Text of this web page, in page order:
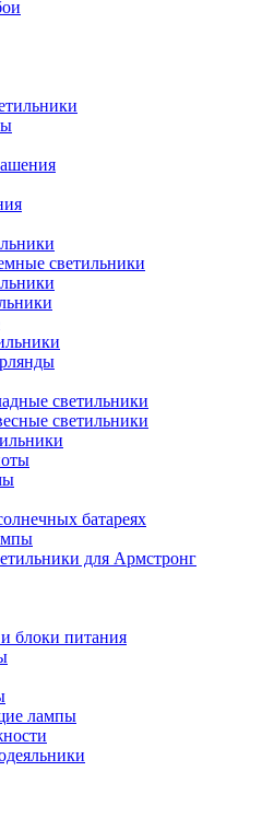
светильники
светильники
светильники
батареях
для Армстронг
блоки питания
лампы